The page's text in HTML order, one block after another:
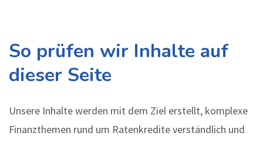
So prüfen wir Inhalte auf
dieser Seite
Unsere Inhalte werden mit dem Ziel erstellt, komplexe
Finanzthemen rund um Ratenkredite verständlich und